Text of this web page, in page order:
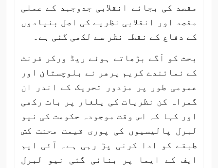
مقصد کی بجائے انقلابی جدوجہد کے عملی
مقصد اور انقلابی نظریے کی اصل بنیادوں
کے دفاع کے نقطہ نظر سے لکھی گئی ہے۔
بحث کو آگے بڑھاتے ہوئے ریڈ ورکر فرنٹ
کے نمائندے کریم پرھر نے بلوچستان اور
عمومی طور پر مزدور تحریک کے اندر ان
گمراہ کن نظریات کی یلغار پر بات رکھی
اور کہا کہ اس وقت موجودہ حکومت کی نیو
لبرل پالیسیوں کی پوری قیمت محنت کش
طبقے کو ادا کرنی پڑ رہی ہے۔ آئی ایم
ایف کے ایما پر بنائی گئی نیو لبرل